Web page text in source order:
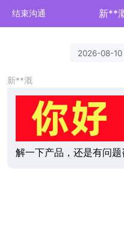
结束沟通 新**
2026-08-10
新**溉
解一下产品，还是有问题